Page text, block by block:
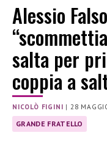
Alessio
salta per
coppia a
NICOLÒ FIGINI | 28
GRANDE FRATELLO